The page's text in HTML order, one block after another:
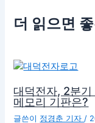
더 읽으면
대덕전자, 2분
메모리 기판은?
글쓴이 정경춘 기자 /